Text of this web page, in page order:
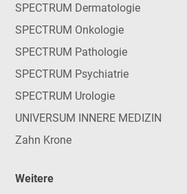
SPECTRUM Dermatologie
SPECTRUM Onkologie
SPECTRUM Pathologie
SPECTRUM Psychiatrie
SPECTRUM Urologie
UNIVERSUM INNERE MEDIZIN
Zahn Krone
Weitere